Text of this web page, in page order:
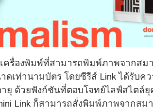
ครื่องพิมพ์ที่สามารถพิมพ์ภาพจากสม
ดเท่านามบัตร โดยซีรีส์ Link ได้รับค
ยุ ด้วยฟังก์ชันที่ตอบโจทย์ไลฟ์สไตล์ยุ
Link ก็สามารถสั่งพิมพ์ภาพจากสม